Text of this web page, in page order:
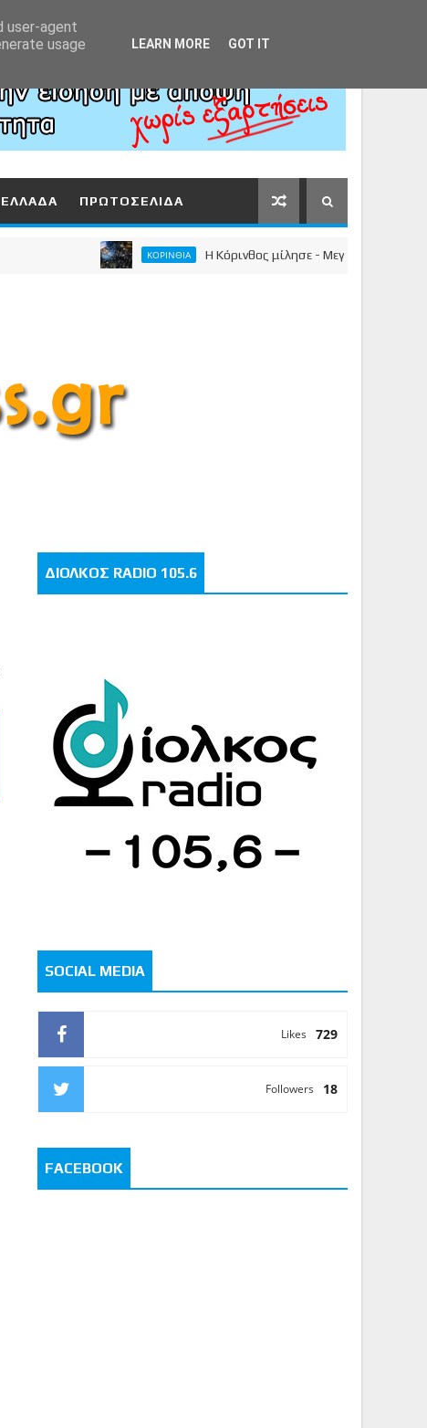
ΕΛΛΑΔΑ ΠΡΩΤΟΣΕΛΙΔΑ
ΚΟΡΙΝΘΙΑ Η Κόρινθος μίλησε - Μεγαλειώδης
ΔΙΟΛΚΟΣ RADIO 105.6
SOCIAL MEDIA
729
Likes
18
Followers
FACEBOOK
user-agent
usage
LEARN MORE GOT IT